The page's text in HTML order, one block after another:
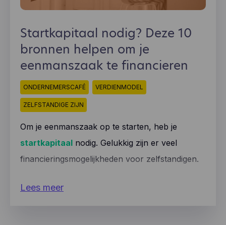
Startkapitaal nodig? Deze 10
bronnen helpen om je
eenmanszaak te financieren
ONDERNEMERSCAFÉ VERDIENMODEL
ZELFSTANDIGE ZIJN
Om je eenmanszaak op te starten, heb je
startkapitaal nodig. Gelukkig zijn er veel
financieringsmogelijkheden voor zelfstandigen.
Lees meer